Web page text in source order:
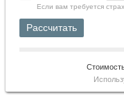
Если вам требуется
Рассчитать